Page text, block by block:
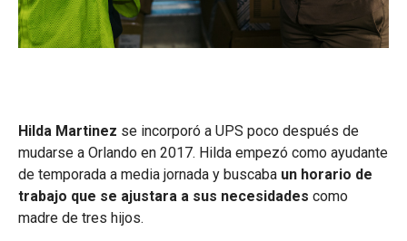
Hilda Martinez se incorporó a UPS poco después de
mudarse a Orlando en 2017. Hilda empezó como ayudante
de temporada a media jornada y buscaba un horario de
trabajo que se ajustara a sus necesidades como
madre de tres hijos.